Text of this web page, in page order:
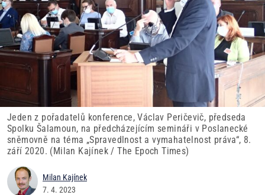
Jeden z pořadatelů konference, Václav Peričevič, předseda
Spolku Šalamoun, na předcházejícím semináři v Poslanecké
sněmovně na téma „Spravedlnost a vymahatelnost práva“, 8.
září 2020. (Milan Kajínek / The Epoch Times)
Milan Kajínek
7. 4. 2023